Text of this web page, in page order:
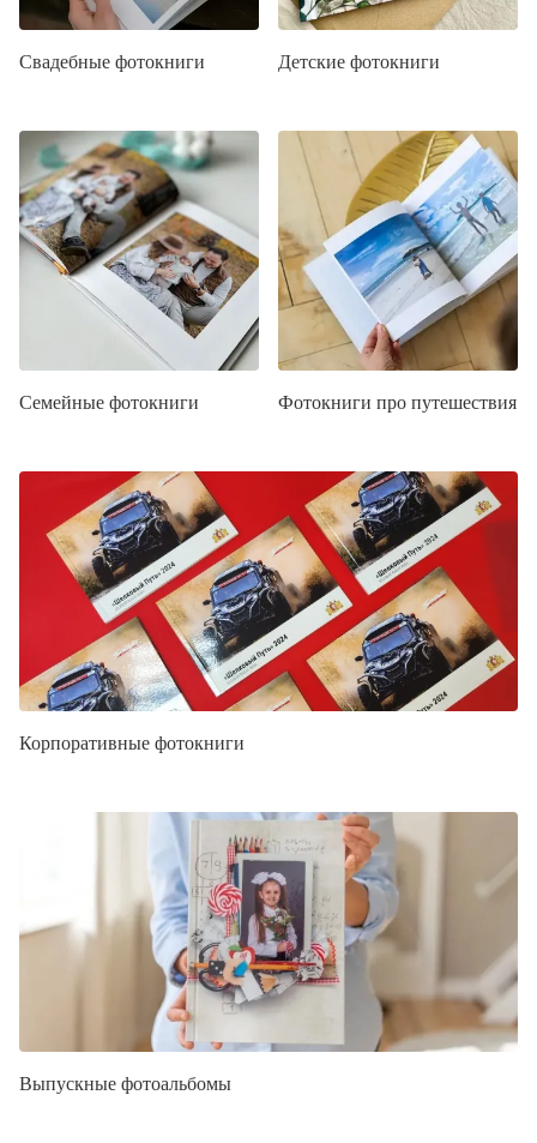
Свадебные фотокниги Детские фотокниги
Семейные фотокниги Фотокниги про путешествия
Корпоративные фотокниги
Выпускные фотоальбомы